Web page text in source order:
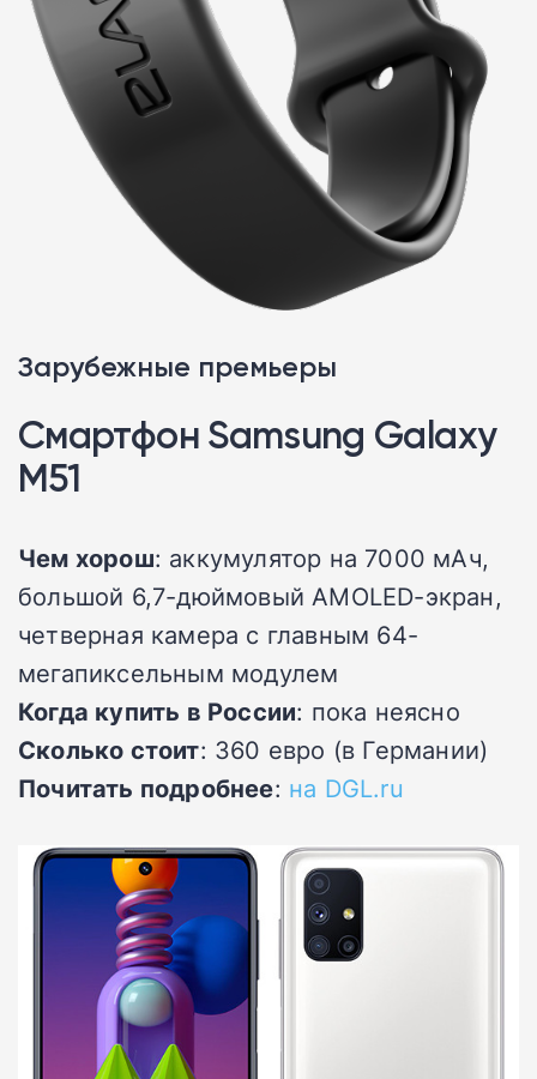
Зарубежные премьеры
Смартфон Samsung Galaxy
M51
Чем хорош: аккумулятор на 7000 мАч,
большой 6,7-дюймовый AMOLED-экран,
четверная камера с главным 64-
мегапиксельным модулем
Когда купить в России: пока неясно
Сколько стоит: 360 евро (в Германии)
Почитать подробнее: на DGL.ru